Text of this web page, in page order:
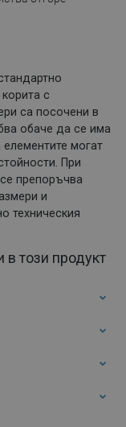
с
са посочени в
обаче да се има
могат
При
препоръчва
и
техническия
този продукт